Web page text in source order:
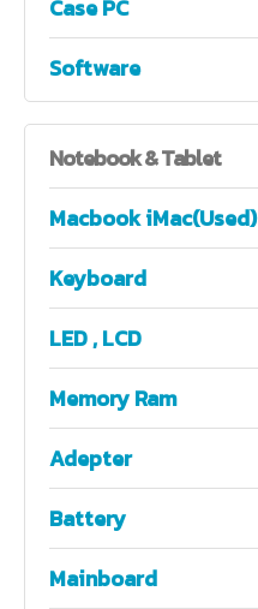
Case PC
Software
Notebook& Tablet
Macbook iMac(Used)
Keyboard
LED , LCD
Memory Ram
Adepter
Battery
Mainboard